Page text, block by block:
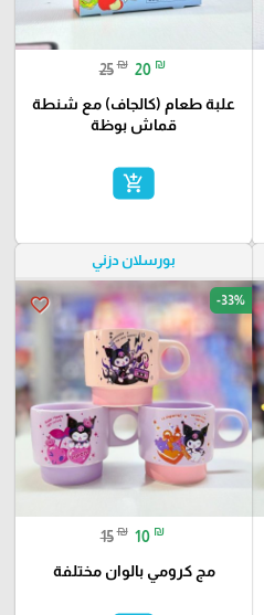
25 ₪ 20 ₪
علبة طعام (كالجاف) مع شنطة
قماش بوظة
add_shopping_cart
بورسلان دزني
favorite_border -33%
15 ₪ 10 ₪
مج كرومي بالوان مختلفة